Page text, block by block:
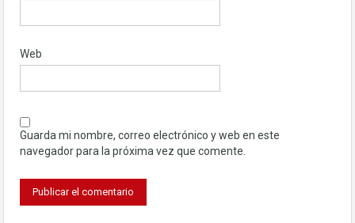
Web
Guarda mi nombre, correo electrónico y web en este
navegador para la próxima vez que comente.